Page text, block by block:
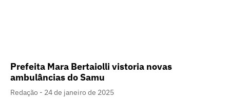
Prefeita Mara Bertaiolli vistoria novas
ambulâncias do Samu
Redação
24 de janeiro de 2025